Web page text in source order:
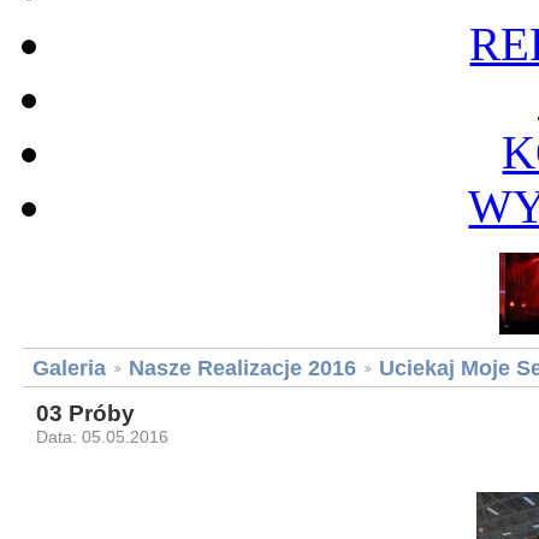
Galeria Nasze Realizacje 2016 Uciekaj Moje
03 Próby
Data: 05.05.2016